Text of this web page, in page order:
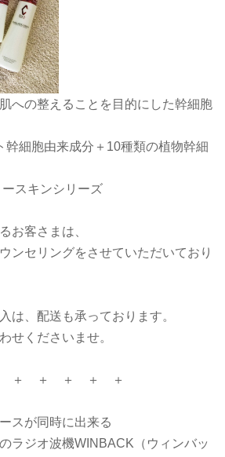
への整えることを目的にした幹細胞
幹細胞由来成分＋10種類の植物幹細
ースキンシリーズ
お客さまは、
ンセリングをさせていただいており
は、配送も承っております。
せくださいませ。
＋ ＋ ＋ ＋ ＋
スが同時に出来る
ラジオ波機WINBACK（ウィンバッ